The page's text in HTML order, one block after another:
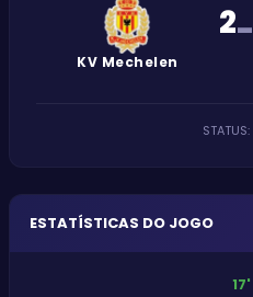
KV Mechelen
2-
STATUS:
ESTATÍSTICAS DO JOGO
17'